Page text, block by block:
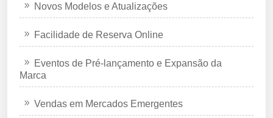
Novos Modelos e Atualizações
Facilidade de Reserva Online
Eventos de Pré-lançamento e Expansão da
Marca
Vendas em Mercados Emergentes